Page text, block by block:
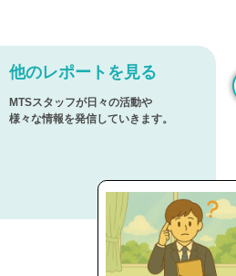
他のレポートを見る
MTSスタッフが日々の活動や
様々な情報を発信していきます。